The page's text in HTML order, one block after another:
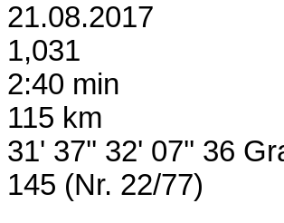
21.08.2017
1,031
2:40 min
115 km
31' 37'' 32' 07'' 36
145 (Nr. 22/77)